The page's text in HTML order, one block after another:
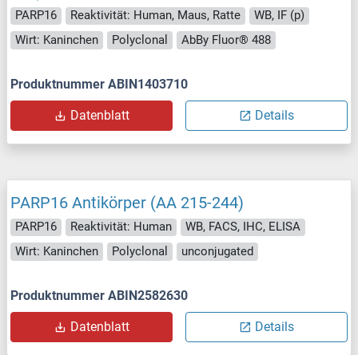
PARP16 Reaktivität: Human, Maus, Ratte
WB, IF (p)
Wirt: Kaninchen
Polyclonal AbBy Fluor® 488
Produktnummer ABIN1403710
Datenblatt Details
PARP16 Antikörper (AA 215-244)
PARP16 Reaktivität: Human
WB, FACS, IHC, ELISA
Wirt: Kaninchen
Polyclonal unconjugated
Produktnummer ABIN2582630
Datenblatt Details